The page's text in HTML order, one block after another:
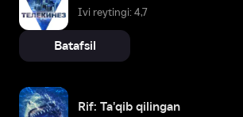
Ivi reytingi: 4,7
Batafsil
Rif: Ta'qib qilingan